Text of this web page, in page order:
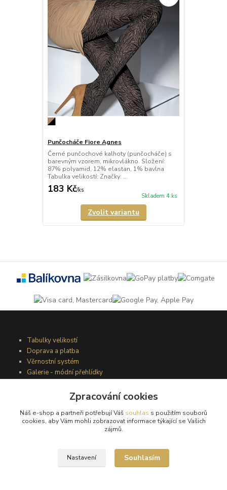
Punčocháče Fiore Agnes
Černé punčochové kalhoty (punčocháče) s
barevným vzorem, mikrovlákno. Složení:
87% polyamid, 12% elastan, 1% bavlna
Tabulka velikostí: Značky: ...
183 Kč/ks
Skladem 4 ks
Zvolit variantu
Tabulky velikostí
Doprava a platba
Věrnostní systém
Galerie - módní přehlídky
Obchodní podmínky
Zpracování cookies
Náš e-shop a partneři potřebují Váš souhlas s použitím souborů
cookies, aby Vám mohli zobrazovat informace týkající se Vašich
zájmů.
Nastavení Souhlasím